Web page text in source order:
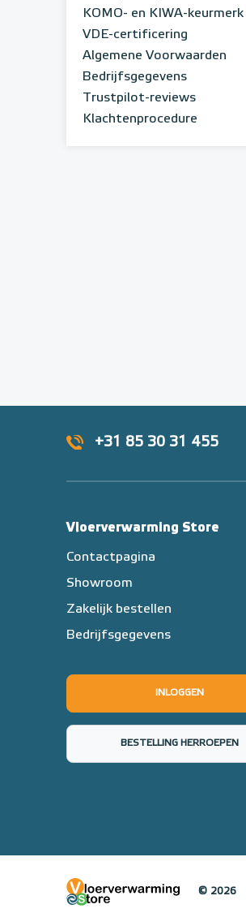
KOMO- en KIWA-keurmerk
VDE-certificering
Algemene Voorwaarden
Bedrijfsgegevens
Trustpilot-reviews
Klachtenprocedure
+31 85 30 31 455
Vloerverwarming Store
Contactpagina
Showroom
Zakelijk bestellen
Bedrijfsgegevens
INLOGGEN
BESTELLING HERROEPEN
© 2026